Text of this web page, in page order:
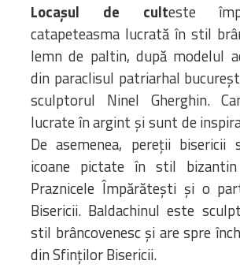
Locașul de culteste
catapeteasma lucrată în stil
lemn de paltin, după modelul
din paraclisul patriarhal
sculptorul Ninel Gherghin.
lucrate în argint și sunt de
De asemenea, pereții bisericii
icoane pictate în stil
Praznicele Împărătești și o
Bisericii. Baldachinul este
stil brâncovenesc și are spre
din Sfinților Bisericii.